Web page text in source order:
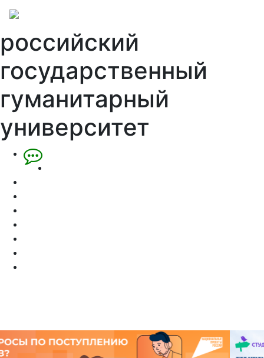
российский
государственный
гуманитарный
университет